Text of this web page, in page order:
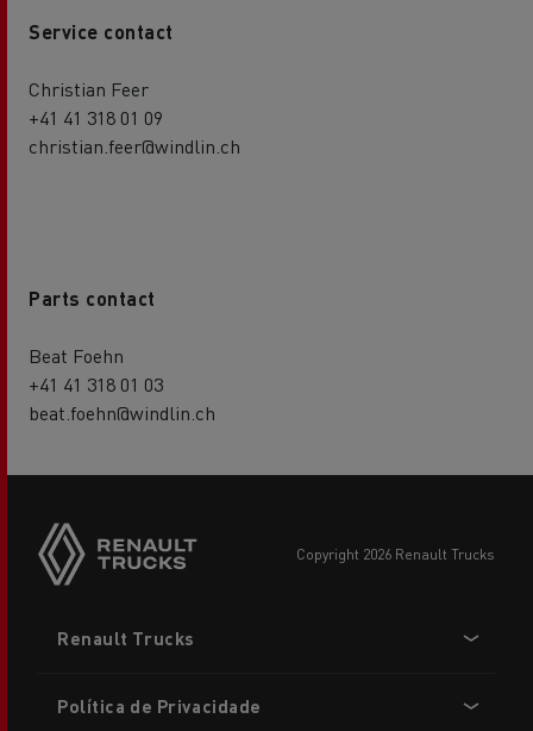
Service contact
Christian Feer
+41 41 318 01 09
christian.feer@windlin.ch
Parts contact
Beat Foehn
+41 41 318 01 03
beat.foehn@windlin.ch
copyright 2026 Renault Trucks
menu
Renault Trucks
Política de Privacidade